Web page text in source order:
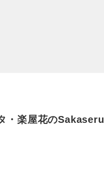
・楽屋花のSakaseru